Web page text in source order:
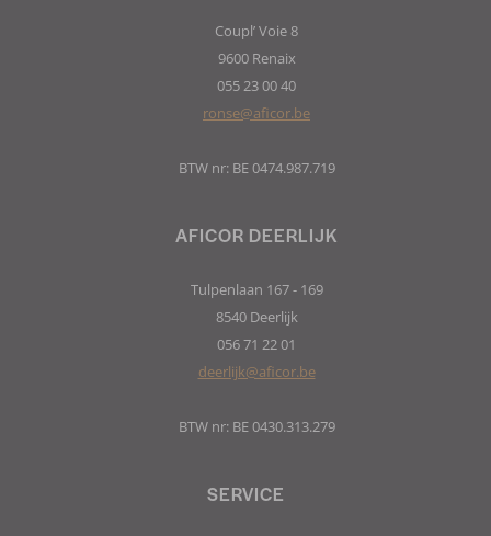
SERVICE
AFICOR DEERLIJK
Tulpenlaan 167 - 169
8540 Deerlijk
056 71 22 01
deerlijk@aficor.be
BTW nr: BE 0430.313.279
Coupl’ Voie 8
9600 Renaix
055 23 00 40
ronse@aficor.be
BTW nr: BE 0474.987.719